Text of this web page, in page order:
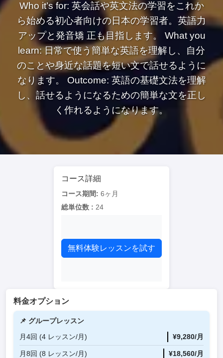
Who it’s for: 英会話や英文法の学習をこれか
ら始める初心者向けの日本の学習者。英語力
アップと発音矯 正も目指します。 What you
learn: 日常で使う簡単な英語を理解し、自分
のことや身近な話題を短い文で話せるように
なります。 Outcome: 英語の基礎文法を理解
し、話せるようになるための簡単な文を正し
く作れるようになります。
コース詳細
コース期間: 6ヶ月
総単位数 : 24
無料体験レッスンを試す
料金オプション
📌 グループレッスン
月4回 (4 レッスン/月)
¥9,280/月
月8回 (8 レッスン/月) ¥18,560/月